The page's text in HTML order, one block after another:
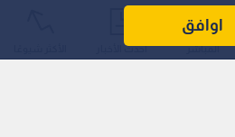
اوافق
المباشر أحدث الأخبار